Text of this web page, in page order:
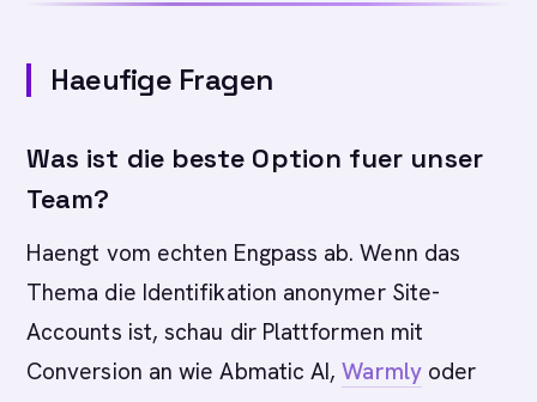
Haeufige Fragen
Was ist die beste Option fuer unser
Team?
Haengt vom echten Engpass ab. Wenn das
Thema die Identifikation anonymer Site-
Accounts ist, schau dir Plattformen mit
Conversion an wie Abmatic AI,Warmlyoder